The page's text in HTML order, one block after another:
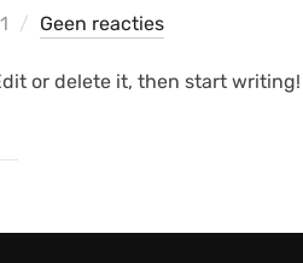
Geen reacties
or delete it, then start writing!